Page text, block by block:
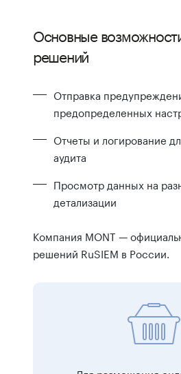
Основные
решений
Отправка
предопределенных
Отчеты и логирование
аудита
Просмотр данных на
детализации
Компания MONT —
решений RuSIEM в России.